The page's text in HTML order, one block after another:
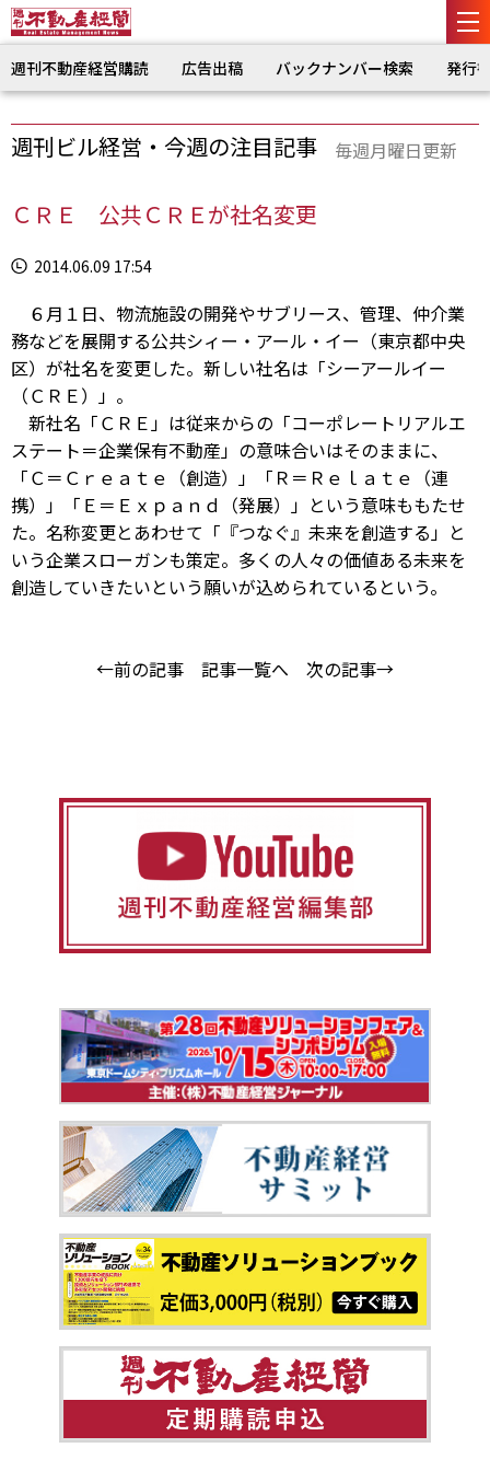
週刊不動産経営購読 広告出稿 バックナンバー検索 発行
週刊ビル経営・今週の注目記事 毎週月曜日更新
ＣＲＥ 公共ＣＲＥが社名変更
2014.06.09 17:54
６月１日、物流施設の開発やサブリース、管理、仲介業
務などを展開する公共シィー・アール・イー（東京都中央
区）が社名を変更した。新しい社名は「シーアールイー
（ＣＲＥ）」。
新社名「ＣＲＥ」は従来からの「コーポレートリアルエ
ステート＝企業保有不動産」の意味合いはそのままに、
「Ｃ＝Ｃｒｅａｔｅ（創造）」「Ｒ＝Ｒｅｌａｔｅ（連
携）」「Ｅ＝Ｅｘｐａｎｄ（発展）」という意味ももたせ
た。名称変更とあわせて「『つなぐ』未来を創造する」と
いう企業スローガンも策定。多くの人々の価値ある未来を
創造していきたいという願いが込められているという。
←前の記事 記事一覧へ 次の記事→